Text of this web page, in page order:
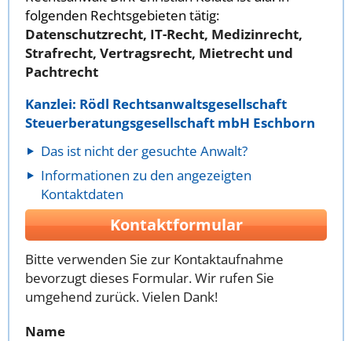
folgenden Rechtsgebieten tätig:
Datenschutzrecht, IT-Recht, Medizinrecht,
Strafrecht, Vertragsrecht, Mietrecht und
Pachtrecht
Kanzlei: Rödl Rechtsanwaltsgesellschaft
Steuerberatungsgesellschaft mbH Eschborn
Das ist nicht der gesuchte Anwalt?
Informationen zu den angezeigten
Kontaktdaten
Kontaktformular
Bitte verwenden Sie zur Kontaktaufnahme
bevorzugt dieses Formular. Wir rufen Sie
umgehend zurück. Vielen Dank!
Name